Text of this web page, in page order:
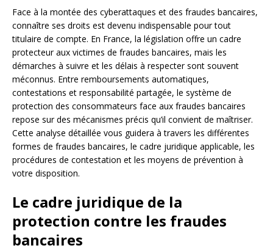
Face à la montée des cyberattaques et des fraudes bancaires,
connaître ses droits est devenu indispensable pour tout
titulaire de compte. En France, la législation offre un cadre
protecteur aux victimes de fraudes bancaires, mais les
démarches à suivre et les délais à respecter sont souvent
méconnus. Entre remboursements automatiques,
contestations et responsabilité partagée, le système de
protection des consommateurs face aux fraudes bancaires
repose sur des mécanismes précis qu’il convient de maîtriser.
Cette analyse détaillée vous guidera à travers les différentes
formes de fraudes bancaires, le cadre juridique applicable, les
procédures de contestation et les moyens de prévention à
votre disposition.
Le cadre juridique de la
protection contre les fraudes
bancaires